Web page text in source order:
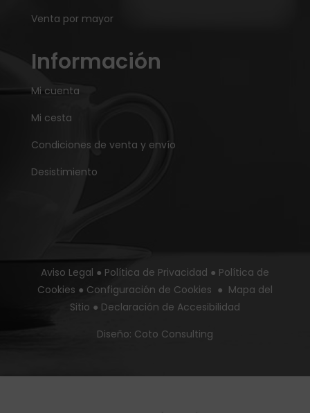
Venta por mayor
Información
Mi cuenta
Mi cesta
Condiciones de venta y envío
Desistimiento
Aviso Legal ● Política de Privacidad ● Política de
Cookies ● Configuración de Cookies ● Mapa del
Sitio ● Declaración de Accesibilidad
Diseño: Coto Consulting